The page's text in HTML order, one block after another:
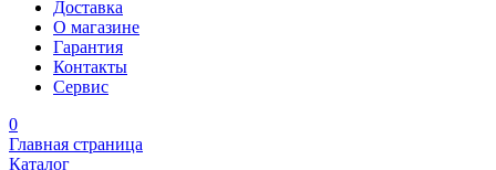
Доставка
О магазине
Гарантия
Контакты
Сервис
0
Главная страница
Каталог